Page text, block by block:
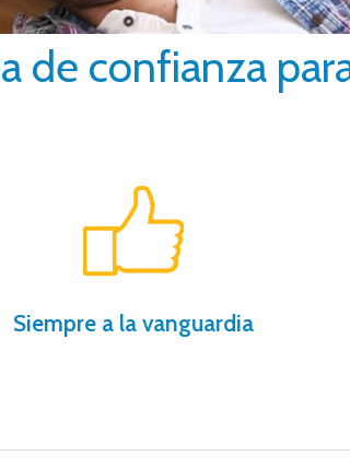
de confianza
Siempre a la vanguardia
gracias a nuestros procedimientos,
compruébalo.